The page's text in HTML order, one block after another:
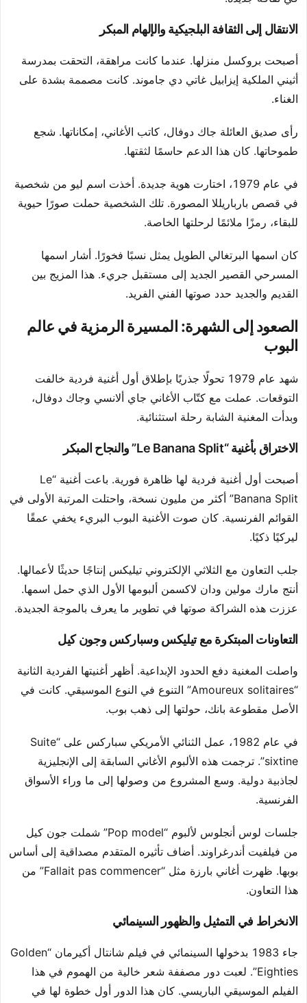
الانتقال إلى الثقافة البلجيكية والإلهام المبكر
أصبحت بروكسل منزلها. عندما كانت مراهقة، التحقت بمدرسة
أثيني الملكية إيزابيل غاتي دي جاموند. كانت مصممة بشدة على
الغناء.
رأى صديق العائلة جاك دوفال، كاتب الأغاني، إمكاناتها. شجع
طموحاتها. كان هذا الدعم حاسمًا لثقتها.
في عام 1979، اختارت هوية جديدة. أخذت اسم ليو من شخصية
في قصص بارباريللا المصورة. تلك الشخصية حملت صورًا حيوية
للبقاء، رمزًا ملائمًا لرحلتها الخاصة.
كان اسمها البرتغالي الطويل يمثل نسبًا فخورًا. أشار اسمها
المسرحي القصير الجديد إلى مستقبل جريء. هذا المزيج بين
القديم والجديد حدد صوتها الفني الفريد.
الصعود إلى الشهرة: المسيرة الرمزية في عالم
البوب
شهد عام 1979 تحولًا جذريًا بإطلاق أول أغنية فردية خالفت
التوقعات. عملت مع كتّاب الأغاني جاي ألانسي وجاك دوفال،
وبدأت المغنية الشابة رحلة استثنائية.
الاختراق بأغنية “Le Banana Split” والنجاح المبكر
أصبحت أول أغنية فردية لها ظاهرة فورية. باعت أغنية “Le
Banana Split” أكثر من مليون نسخة، واحتلت المرتبة الأولى في
القوائم الفرنسية. كان صوت الأغنية البوب البريء يخفي عمقًا
ليركيًا ذكيًا.
جلب التعاون مع الثلاثي الإلكتروني تيليكس إنتاجًا حديثًا لأعمالها.
أنتج مارك مولين ودان لاكسمن ألبومها الأول الذي حمل اسمها.
عززت هذه الشراكة صوتها في تطوير ما يعرف بالموجة الجديدة.
التعاونات المبتكرة مع تيليكس وسباركس وجون كيل
واصلت المغنية دفع الحدود الإبداعية. أظهر أغنيتها الفردية الثانية
“Amoureux solitaires” التنوع في النوع الموسيقي. كانت في
الأصل مقطوعة بانك، حولتها إلى ذهب بوب.
في عام 1982، عمل الثنائي الأمريكي سباركس على “Suite
sixtine”. ترجمت هذه الألبوم الأغاني السابقة إلى الإنجليزية
لجاذبية دولية. وسع المشروع من وصولها إلى ما وراء الأسواق
الفرنسية.
جلسات لوس أنجلوس لألبوم “Pop model” شملت جون كيل
من فيلفيت أندرغراوند. أضاف تأثيره المتقدم مصداقية إلى أساس
بوبها. ظهرت أغاني بارزة مثل “Fallait pas commencer” من
هذا التعاون.
الانخراط في التمثيل والظهور السينمائي
جاء 1983 بدخولها السينمائي في فيلم شانتال أكيرمان “Golden
Eighties”. لعبت دور مصففة شعر خالية من الهموم في هذا
الفيلم الموسيقي الباريسي. كان هذا الدور أول خطوة لها في